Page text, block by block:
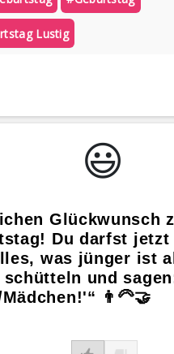
Lustig
😃️
Glückwunsch
Du darfst jetzt
was jünger ist
schütteln und
👨‍🦳🤝